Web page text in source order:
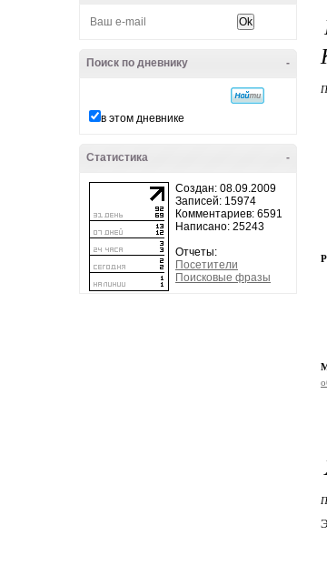
-
Поиск по дневнику
в этом дневнике
-
Статистика
Создан: 08.09.2009
Записей: 15974
Комментариев: 6591
Написано: 25243
Отчеты:
Посетители
Поисковые фразы